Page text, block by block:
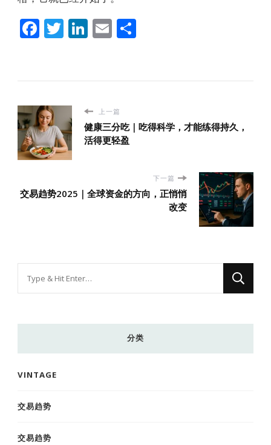
Facebook
Twitter
LinkedIn
Email
上一篇
健康三分吃｜吃得科学，才能练得持久，
活得更轻盈
下一篇
交易趋势2025｜全球资金的方向，正悄悄
改变
东
分类
VINTAGE
交易趋势
交易趋势